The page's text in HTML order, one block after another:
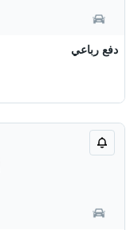
دفع رباعي